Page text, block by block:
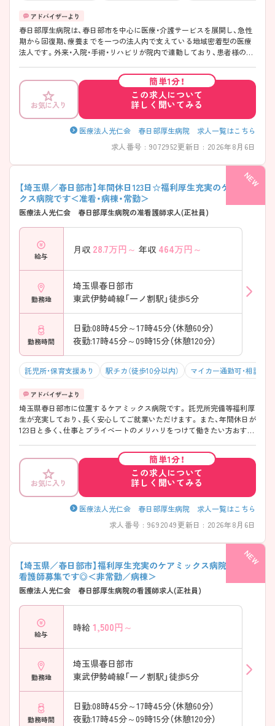
春日部厚生病院は、春日部市を中心に医療・介護サービスを展開し、急性
期から回復期、療養までを一つの法人内で支えている地域密着型の医療
法人です。外来・入院・手術・リハビリが院内で連動しており、患者様の
なっています。また、休日数の確保や業務負担の調整、院内保育所の完備
など、ライフステージに応じて無理なく働き続けられる点も大きな魅力
です。教育面では、経験に関わらず段階的に慣れていける支援を大切に
しており、安心して新しい環境にチャレンジしやすい法人です◎
――――――――――――――― ■ お休みもしっかり♪無理のない勤
務環境 ――――――――――――――― 「長く続けられること」を大切
業が出にくい環境 → 仕事とプライベートの両立がしやすい職場です
――――――――――――――― ■「急性期から回復まで」一貫して関
われます ――――――――――――――― 院内に複数の病床機能があ
り、治療からリハビリ、療養までをつないでいます。 ・一般病床／地域包
括ケア／回復期リハ／医療療養を完備 ・整形外科を中心とした手術後の
回復支援にも注力 → 患者様の経過を長期的に見られる環境です
――――――――――――――― ■ 子育て世代も安心のサポート体制
――――――――――――――― ライフイベントを迎えても働き続け
やすい工夫があります。 ・24時間対応の院内保育所あり ・子育て中の職
員も在籍し、調整事例が豊富 → 働き方の相談がしやすい雰囲気です
――――――――――――――― ■ 一人にしない、段階的な教育体制
――――――――――――――― 経験年数に関わらず、安心してスター
トできます。 ・中途入職者には担当者がつき、業務をフォロー ・チーム全
体で育成する風土 → 分野未経験の方も馴染みやすい環境です
お気に入り
簡単1分！
この求人について
詳しく聞いてみる
医療法人光仁会 春日部厚生病院 求人一覧はこちら
求人番号 : 9072952更新日 : 2026年8月6日
【埼玉県／春日部市】年間休日123日☆福利厚生充実のケアミッ
クス病院です＜准看・病棟・常勤＞
医療法人光仁会 春日部厚生病院の准看護師求人(正社員)
給与
月収 28.7万円～ 年収 464万円～
勤務地
埼玉県春日部市
東武伊勢崎線「一ノ割駅」徒歩5分
勤務時間
日勤:08時45分～17時45分（休憩60分）
夜勤:17時45分～09時15分（休憩120分）
託児所・保育支援あり 駅チカ（徒歩10分以内） マイカー通勤可・相談可
埼玉県春日部市に位置するケアミックス病院です。 託児所完備等福利厚
生が充実しており、長く安心してご就業いただけます。 また、年間休日が
123日と多く、仕事とプライベートのメリハリをつけて働きたい方おすす
お気に入り
簡単1分！
この求人について
詳しく聞いてみる
医療法人光仁会 春日部厚生病院 求人一覧はこちら
求人番号 : 9692049更新日 : 2026年8月6日
【埼玉県／春日部市】福利厚生充実のケアミックス病院での正
看護師募集です◎＜非常勤／病棟＞
医療法人光仁会 春日部厚生病院の看護師求人(正社員)
給与
時給 1,500円～
勤務地
埼玉県春日部市
東武伊勢崎線「一ノ割駅」徒歩5分
勤務時間
日勤:08時45分～17時45分（休憩60分）
夜勤:17時45分～09時15分（休憩120分）